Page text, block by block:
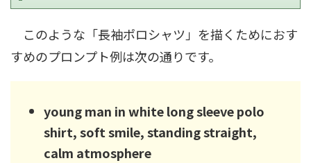
このような「長袖ポロシャツ」を描くためにおす
すめのプロンプト例は次の通りです。
young man in white long sleeve polo
shirt, soft smile, standing straight,
calm atmosphere